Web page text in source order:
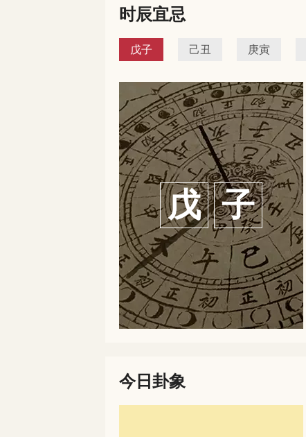
时辰宜忌
戊子 己丑 庚寅
戊 子
今日卦象